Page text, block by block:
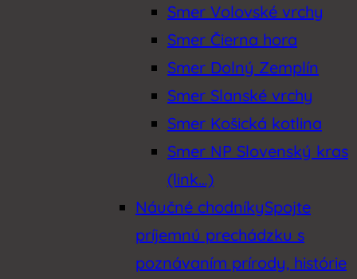
Smer Volovské vrchy
Smer Čierna hora
Smer Dolný Zemplín
Smer Slanské vrchy
Smer Košická kotlina
Smer NP Slovenský kras
(link…)
Náučné chodníkySpojte
príjemnú prechádzku s
poznávaním prírody, histórie